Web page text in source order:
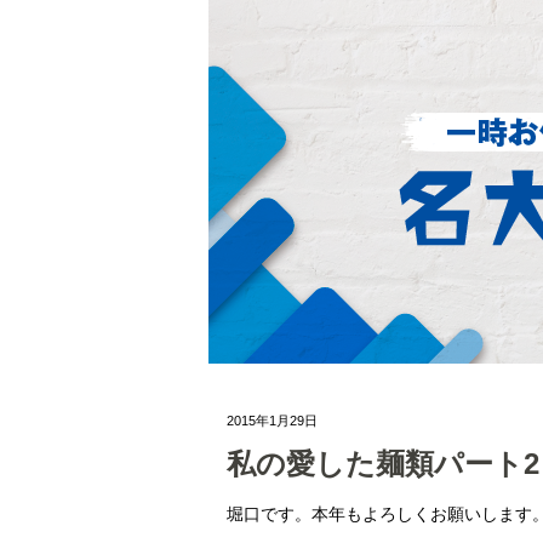
2015年1月29日
私の愛した麺類パート2
堀口です。本年もよろしくお願いします